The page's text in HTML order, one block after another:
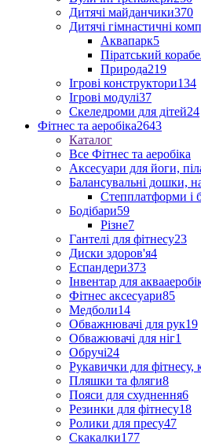
Дитячі майданчики370
Дитячі гімнастичні
Аквапарк5
Піратський
Природа219
Ігрові конструктори134
Ігрові модулі37
Скеледроми для дітей24
Фітнес та аеробіка2643
Каталог
Все Фітнес та аеробіка
Аксесуари для йоги,
Балансувальні дошки,
Степплатформи і
Бодібари59
Різне7
Гантелі для фітнесу23
Диски здоров'я4
Еспандери373
Інвентар для
Фітнес аксесуари85
Медболи14
Обважнювачі для рук19
Обважювачі для ніг1
Обручі24
Рукавички для фітнесу,
Пляшки та фляги8
Пояси для схуднення6
Резинки для фітнесу18
Ролики для пресу47
Скакалки177